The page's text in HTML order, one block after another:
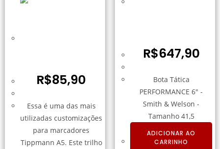
R$85,90
Essa é uma das mais
utilizadas customizações
para marcadores
Tippmann A5. Este trilho
R$647,90
Bota Tática
PERFORMANCE 6" -
Smith & Welson -
Tamanho 41,5
ADICIONAR AO
CARRINHO